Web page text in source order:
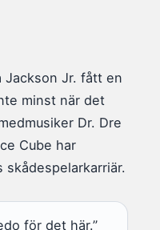
Jackson Jr. fått en
minst när det
Dr. Dre
Cube har
för det här.”